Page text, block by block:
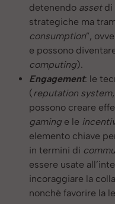
detenendo asset di
strategiche ma
consumption”,
e possono
computing).
Engagement: le
(reputation system
possono creare
gaming e le
elemento chiave
in termini di
essere usate
incoraggiare la
nonché favorire la